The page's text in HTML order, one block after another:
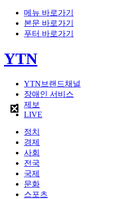
메뉴 바로가기
본문 바로가기
푸터 바로가기
YTN
YTN브랜드채널
장애인 서비스
제보
LIVE
정치
경제
사회
전국
국제
문화
스포츠